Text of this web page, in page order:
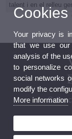
talent i en el relleu
Cookies
Your privacy is
that we use our
analysis of the
to personalize
social networks
modify the
More information